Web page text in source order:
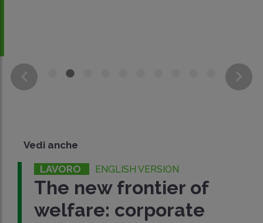
Vedi anche
LAVORO ENGLISH VERSION
The new frontier of
welfare: corporate